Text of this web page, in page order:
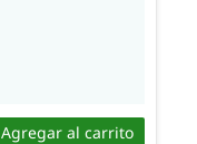
Agregar al carrito